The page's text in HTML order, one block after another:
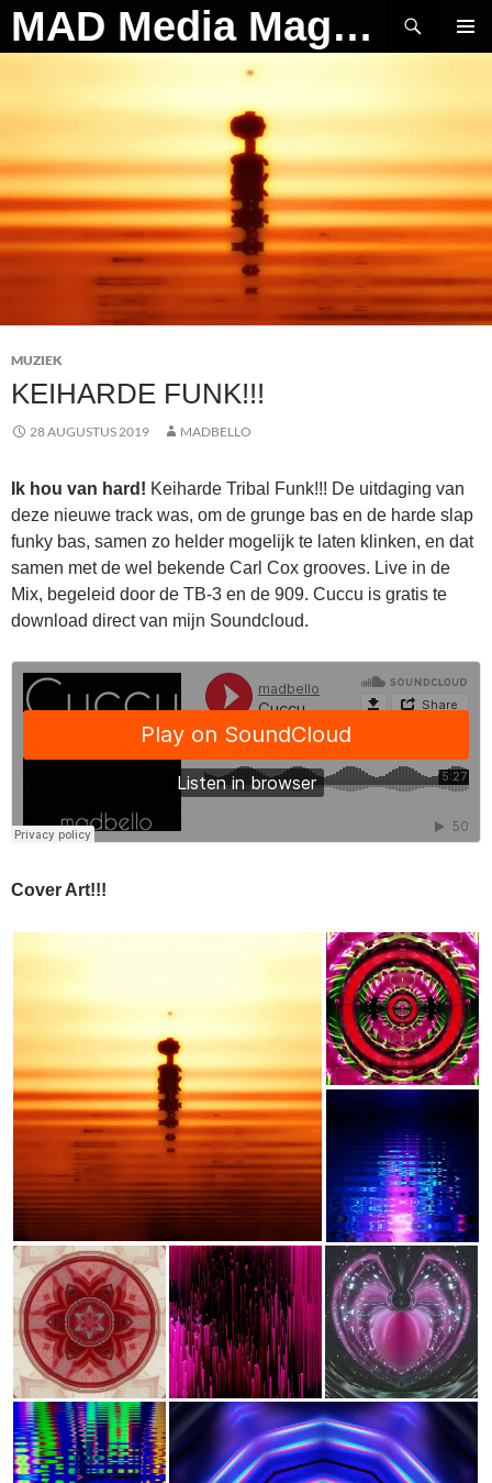
Ga
naar
MAD Media Magazine
Zoeken
MUZIEK
KEIHARDE FUNK!!!
28 AUGUSTUS 2019 MADBELLO
Ik hou van hard! Keiharde Tribal Funk!!! De uitdaging van
deze nieuwe track was, om de grunge bas en de harde slap
funky bas, samen zo helder mogelijk te laten klinken, en dat
samen met de wel bekende Carl Cox grooves. Live in de
Mix, begeleid door de TB-3 en de 909. Cuccu is gratis te
download direct van mijn Soundcloud.
Cover Art!!!